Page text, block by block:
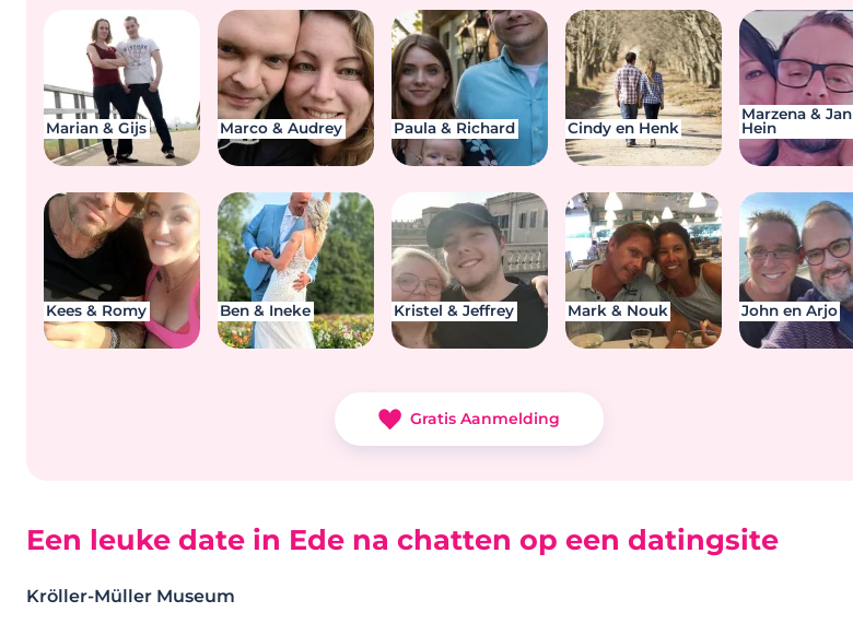
Marian & Gijs Marco & Audrey Paula & Richard Cindy en Henk
Marzena & Jan
Hein
Kees & Romy Ben & Ineke Kristel & Jeffrey Mark & Nouk John en Arjo
Gratis Aanmelding
Een leuke date in Ede na chatten op een datingsite
Kröller-Müller Museum